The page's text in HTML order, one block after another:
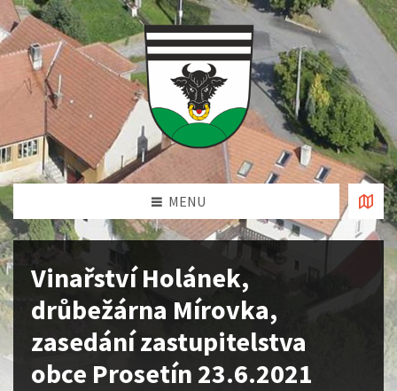
MENU
Vinařství Holánek,
drůbežárna Mírovka,
zasedání zastupitelstva
obce Prosetín 23.6.2021